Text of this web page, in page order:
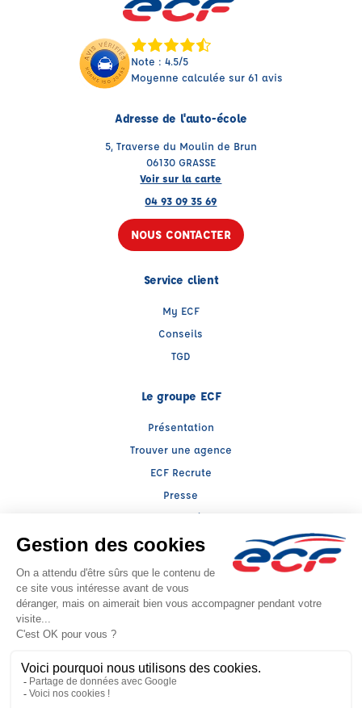
Note : 4.5/5
Moyenne calculée sur 61 avis
Adresse de l'auto-école
5, Traverse du Moulin de Brun
06130 GRASSE
Voir sur la carte
04 93 09 35 69
NOUS CONTACTER
Service client
My ECF
Conseils
TGD
Le groupe ECF
Présentation
Trouver une agence
ECF Recrute
Presse
Actualités
Raison sociale : ABC AU BON CONDUCTEUR - Capital social: 12196€
SIREN: 318812971 - Numéro de TVA intracommunautaire: FR 10 318812971
Agrément n°E2200600050